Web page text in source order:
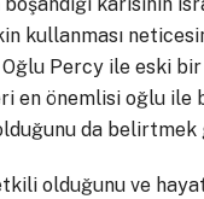
karısının
kullanması
Percy ile eski bir
en önemlisi oğlu ile
da belirtmek
olduğunu ve